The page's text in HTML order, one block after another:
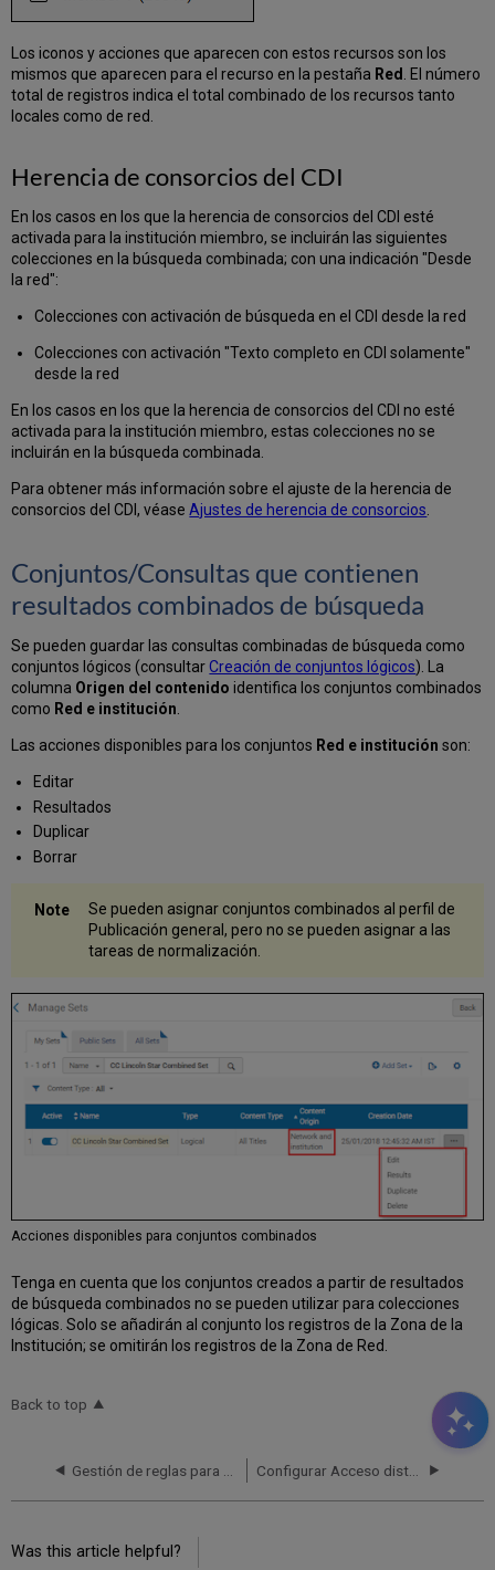
Los iconos y acciones que aparecen con estos recursos son los
mismos que aparecen para el recurso en la pestaña Red
. El número
total de registros indica el total combinado de los recursos tanto
locales como de red.
Herencia de consorcios del CDI
En los casos en los que la herencia de consorcios del CDI esté
activada para la institución miembro, se incluirán las siguientes
colecciones en la búsqueda combinada; con una indicación "Desde
la red":
Colecciones con activación de búsqueda en el CDI desde la red
Colecciones con activación "Texto completo en CDI solamente"
desde la red
En los casos en los que la herencia de consorcios del CDI no esté
activada para la institución miembro, estas colecciones no se
incluirán en la búsqueda combinada.
Para obtener más información sobre el ajuste de la herencia de
consorcios del CDI, véaseAjustes de herencia de consorcios.
Conjuntos/Consultas que contienen
resultados combinados de búsqueda
Se pueden guardar las consultas combinadas de búsqueda como
conjuntos lógicos (consultarCreación de conjuntos lógicos). La
columna Origen del contenido identifica los conjuntos combinados
como Red e institución.
Las acciones disponibles para los conjuntos Red e institución son:
Editar
Resultados
Duplicar
Borrar
Se pueden asignar conjuntos combinados al perfil de
Publicación general, pero no se pueden asignar a las
tareas de normalización.
Acciones disponibles para conjuntos combinados
Tenga en cuenta que los conjuntos creados a partir de resultados
de búsqueda combinados no se pueden utilizar para colecciones
lógicas. Solo se añadirán al conjunto los registros de la Zona de la
Institución; se omitirán los registros de la Zona de Red.
Back to top
Was this article helpful?